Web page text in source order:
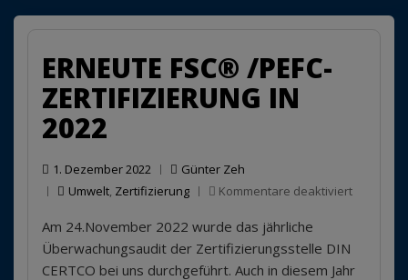
Re-
ERNEUTE FSC® /PEFC-
ZERTIFIZIERUNG IN
2022
1. Dezember 2022
Günter Zeh
Umwelt, Zertifizierung Kommentare deaktiviertfür
Am 24.November 2022 wurde das jährliche
Überwachungsaudit der Zertifizierungsstelle DIN
CERTCO bei uns durchgeführt. Auch in diesem Jahr